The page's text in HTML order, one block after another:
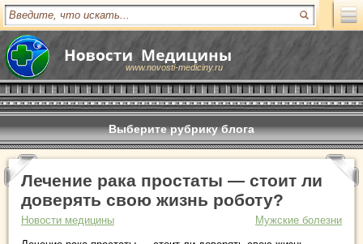
www.novosti-mediciny.ru
Выберите рубрику блога
Лечение рака простаты — стоит ли
доверять свою жизнь роботу?
Новости медицины
Мужские болезни